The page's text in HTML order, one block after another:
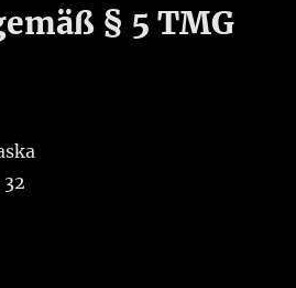
§ 5 TMG